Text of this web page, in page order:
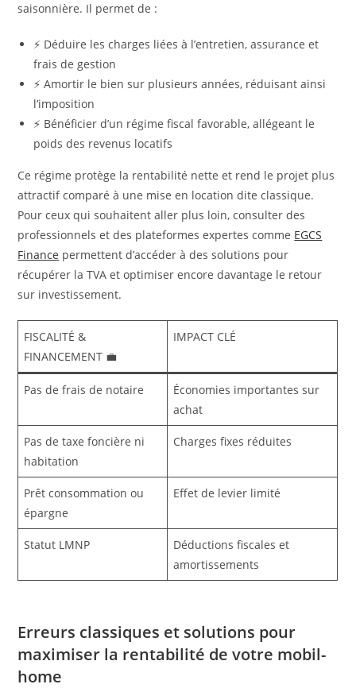
saisonnière. Il permet de :
⚡ Déduire les charges liées à l’entretien, assurance et
frais de gestion
⚡ Amortir le bien sur plusieurs années, réduisant ainsi
l’imposition
⚡ Bénéficier d’un régime fiscal favorable, allégeant le
poids des revenus locatifs
Ce régime protège la rentabilité nette et rend le projet plus
attractif comparé à une mise en location dite classique.
Pour ceux qui souhaitent aller plus loin, consulter des
professionnels et des plateformes expertes comme EGCS
Finance permettent d’accéder à des solutions pour
récupérer la TVA et optimiser encore davantage le retour
sur investissement.
FISCALITÉ &
FINANCEMENT 💼
IMPACT CLÉ
Pas de frais de notaire
Économies importantes sur
achat
Pas de taxe foncière ni
habitation
Charges fixes réduites
Prêt consommation ou
épargne
Effet de levier limité
Statut LMNP
Déductions fiscales et
amortissements
Erreurs classiques et solutions pour
maximiser la rentabilité de votre mobil-
home